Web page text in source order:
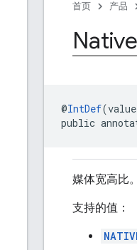
首页 产品
Native
@IntDef(value
public
媒体宽高比。
支持的值：